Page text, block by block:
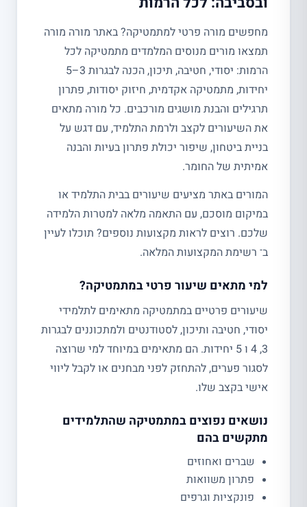
מחפשים מורה פרטי למתמטיקה? באתר מורה מורה
תמצאו מורים מנוסים המלמדים מתמטיקה לכל
הרמות: יסודי, חטיבה, תיכון, הכנה לבגרות 3–5
יחידות, מתמטיקה אקדמית, חיזוק יסודות, פתרון
תרגילים והבנת מושגים מורכבים. כל מורה מתאים
את השיעורים לקצב ולרמת התלמיד, עם דגש על
בניית ביטחון, שיפור יכולת פתרון בעיות והבנה
אמיתית של החומר.
המורים באתר מציעים שיעורים בבית התלמיד או
במיקום מוסכם, עם התאמה מלאה למטרות הלמידה
שלכם. רוצים לראות מקצועות נוספים? תוכלו לעיין
ב־ רשימת המקצועות המלאה.
למי מתאים שיעור פרטי במתמטיקה?
שיעורים פרטיים במתמטיקה מתאימים לתלמידי
יסודי, חטיבה ותיכון, לסטודנטים ולמתכוננים לבגרות
3, 4 ו 5 יחידות. הם מתאימים במיוחד למי שרוצה
לסגור פערים, להתחזק לפני מבחנים או לקבל ליווי
אישי בקצב שלו.
נושאים נפוצים במתמטיקה שהתלמידים
מתקשים בהם
שברים ואחוזים
פתרון משוואות
פונקציות וגרפים